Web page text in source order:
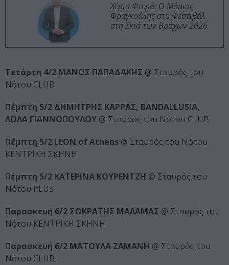
Χέρια Φτερά: Ο Μάριος
Φραγκούλης στο Φεστιβάλ
στη Σκιά των Βράχων 2026
Τετάρτη 4/2 ΜΑΝΟΣ ΠΑΠΑΔΑΚΗΣ @ Σταυρός του
Νότου CLUB
Πέμπτη 5/2 ΔΗΜΗΤΡΗΣ ΚΑΡΡΑΣ, BANDALLUSIA,
ΛΟΛΑ ΓΙΑΝΝΟΠΟΥΛΟΥ @ Σταυρός του Νότου CLUB
Πέμπτη 5/2 LEON of Athens @ Σταυρός του Νότου
ΚΕΝΤΡΙΚΗ ΣΚΗΝΗ
Πέμπτη 5/2 ΚΑΤΕΡΙΝΑ ΚΟΥΡΕΝΤΖΗ @ Σταυρός του
Νότου PLUS
Παρασκευή 6/2 ΣΩΚΡΑΤΗΣ ΜΑΛΑΜΑΣ @ Σταυρός του
Νότου ΚΕΝΤΡΙΚΗ ΣΚΗΝΗ
Παρασκευή 6/2 ΜΑΤΟΥΛΑ ΖΑΜΑΝΗ @ Σταυρός του
Νότου CLUB